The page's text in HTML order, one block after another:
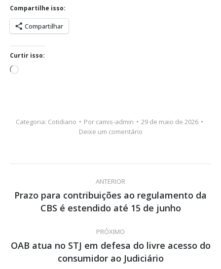
Compartilhe isso:
Compartilhar
Curtir isso:
Carregando...
Categoria: Cotidiano Por camis-admin
29 de maio de 2026
Deixe um comentário
Navegação
de
post:
ANTERIOR
Post
anterior:
Prazo para contribuições ao regulamento da
CBS é estendido até 15 de junho
PRÓXIMO
Próximo
post:
OAB atua no STJ em defesa do livre acesso do
consumidor ao Judiciário